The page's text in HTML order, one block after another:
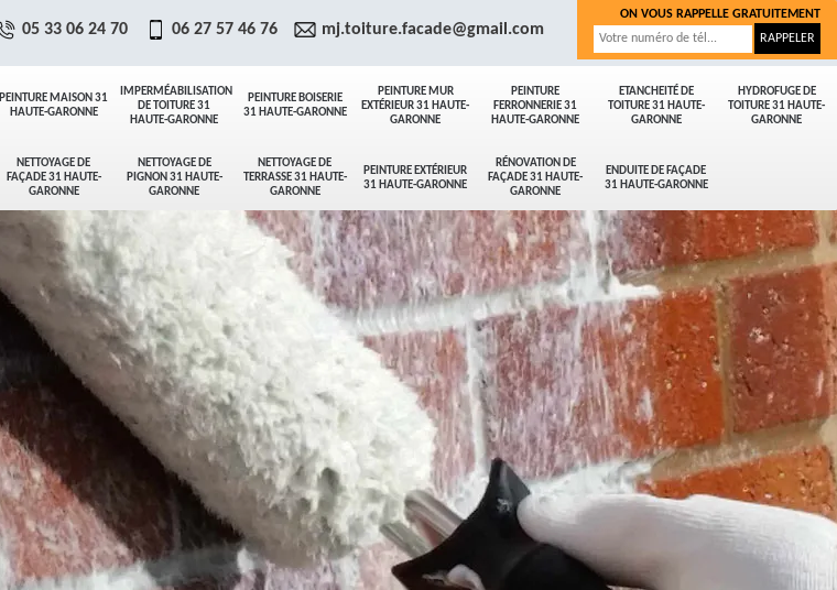
PEINTURE MAISON 31
HAUTE-GARONNE
IMPERMÉABILISATION
DE TOITURE 31
HAUTE-GARONNE
PEINTURE BOISERIE
31 HAUTE-GARONNE
PEINTURE MUR
EXTÉRIEUR 31 HAUTE-
GARONNE
PEINTURE
FERRONNERIE 31
HAUTE-GARONNE
ETANCHEITÉ DE
TOITURE 31 HAUTE-
GARONNE
HYDROFUGE DE
TOITURE 31 HAUTE-
GARONNE
NETTOYAGE DE
FAÇADE 31 HAUTE-
GARONNE
NETTOYAGE DE
PIGNON 31 HAUTE-
GARONNE
NETTOYAGE DE
TERRASSE 31 HAUTE-
GARONNE
PEINTURE EXTÉRIEUR
31 HAUTE-GARONNE
RÉNOVATION DE
FAÇADE 31 HAUTE-
GARONNE
ENDUITE DE FAÇADE
31 HAUTE-GARONNE
05 33 06 24 70 06 27 57 46 76 mj.toiture.facade@gmail.com
ON VOUS RAPPELLE GRATUITEMENT